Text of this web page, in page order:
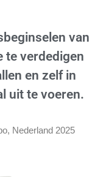
van
te verdedigen
en zelf in
uit te voeren.
Nederland 2025